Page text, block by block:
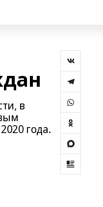
в
года.